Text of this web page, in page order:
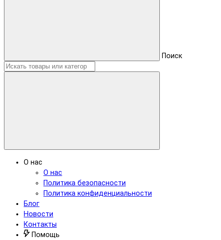
Поиск
О нас
О нас
Политика безопасности
Политика конфиденциальности
Блог
Новости
Контакты
Помощь